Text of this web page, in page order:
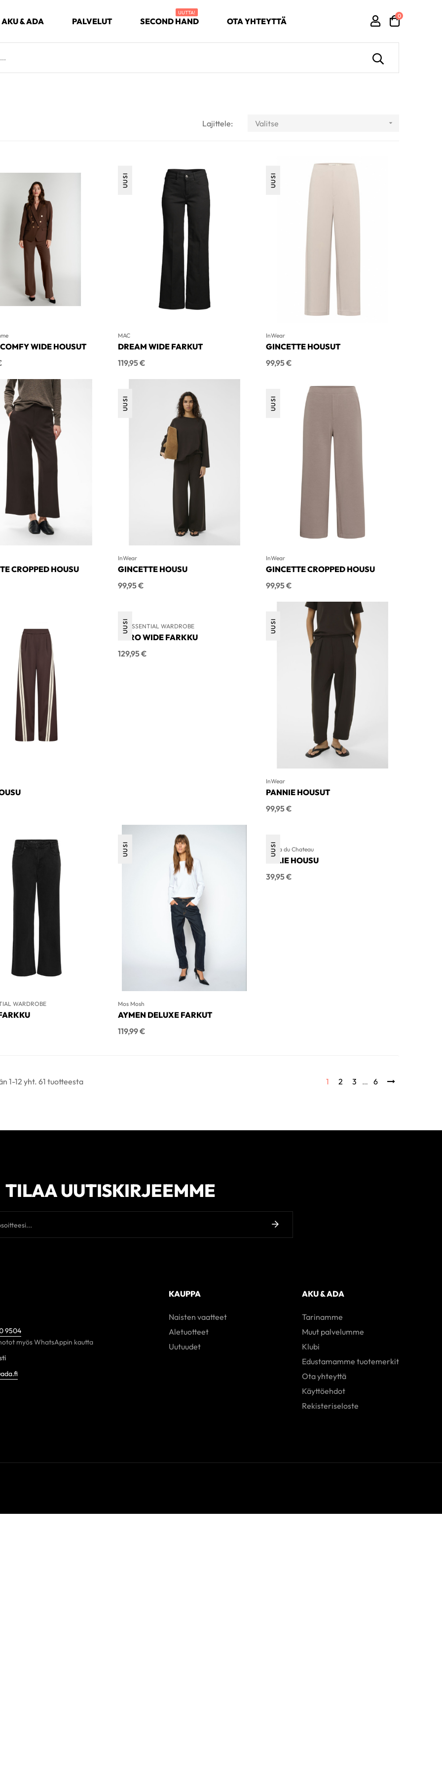
AKU & ADA PALVELUT SECOND HAND
UUTTA!
OTA YHTEYTTÄ
0
Lajittele: Valitse 
WIDE HOUSUT
UUSI
MAC
DREAM WIDE FARKUT
Hinta
119,95 €
UUSI
InWear
GINCETTE HOUSUT
Hinta
99,95 €
CROPPED HOUSU
UUSI
InWear
GINCETTE HOUSU
Hinta
99,95 €
UUSI
InWear
GINCETTE CROPPED HOUSU
Hinta
99,95 €
UUSI
MY ESSENTIAL WARDROBE
KARO WIDE FARKKU
Hinta
129,95 €
UUSI
InWear
PANNIE HOUSUT
Hinta
99,95 €
WARDROBE
UUSI
Mos Mosh
AYMEN DELUXE FARKUT
Hinta
119,99 €
UUSI
Marta du Chateau
KALIE HOUSU
Hinta
39,95 €
1-12 yht. 61 tuotteesta 1 2 3 … 6
TILAA UUTISKIRJEEMME
9504
myös WhatsAppin kautta
KAUPPA
Naisten vaatteet
Aletuotteet
Uutuudet
AKU & ADA
Tarinamme
Muut palvelumme
Klubi
Edustamamme tuotemerkit
Ota yhteyttä
Käyttöehdot
Rekisteriseloste